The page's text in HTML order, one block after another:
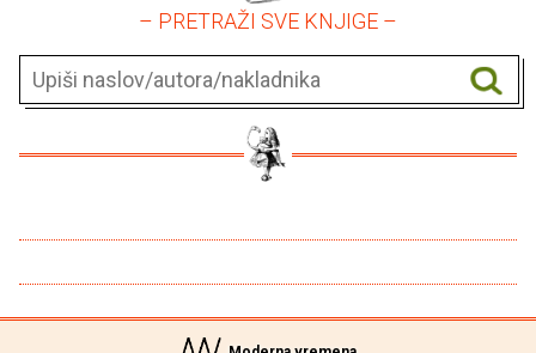
– PRETRAŽI SVE KNJIGE –